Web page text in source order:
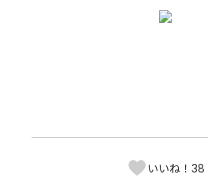
いいね！ 38